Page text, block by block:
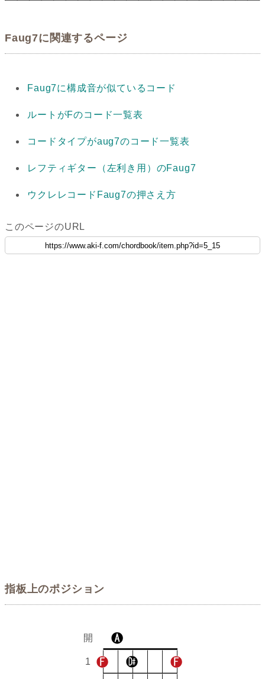
Faug7に関連するページ
Faug7に構成音が似ているコード
ルートがFのコード一覧表
コードタイプがaug7のコード一覧表
レフティギター（左利き用）のFaug7
ウクレレコードFaug7の押さえ方
このページのURL
指板上のポジション
開
1